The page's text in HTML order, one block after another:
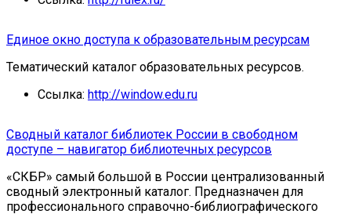
Единое окно доступа к образовательным ресурсам
Тематический каталог образовательных ресурсов.
Ссылка: http://window.edu.ru
Сводный каталог библиотек России в свободном
доступе – навигатор библиотечных ресурсов
«СКБР» самый большой в России централизованный
сводный электронный каталог. Предназначен для
профессионального справочно-библиографического